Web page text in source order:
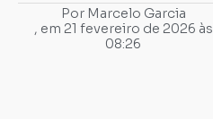
PorMarcelo Garcia
, em 21 fevereiro de 2026 às
08:26